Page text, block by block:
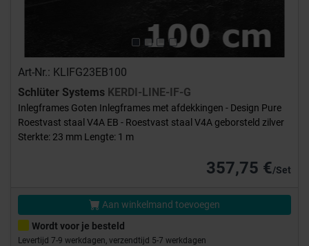
Art-Nr.: KLIFG23EB100
Schlüter Systems KERDI-LINE-IF-G
Inlegframes Goten Inlegframes met afdekkingen - Design Pure
Roestvast staal V4A EB - Roestvast staal V4A geborsteld zilver
Sterkte: 23 mm Lengte: 1 m
357,75 €/Set
Aan winkelmand toevoegen
Wordt voor je besteld
Levertijd 7-9 werkdagen, verzendtijd 5-7 werkdagen